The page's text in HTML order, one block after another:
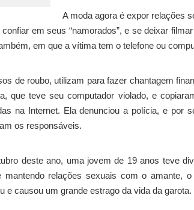
A moda agora é expor relações
confiar em seus “namorados”, e se deixar
em que a vítima tem o telefone ou
de roubo, utilizam para fazer chantagem
que teve seu computador violado, e
na Internet. Ela denunciou a polícia, e por
os responsáveis.
deste ano, uma jovem de 19 anos teve
mantendo relações sexuais com o amante,
e causou um grande estrago da vida da garota.